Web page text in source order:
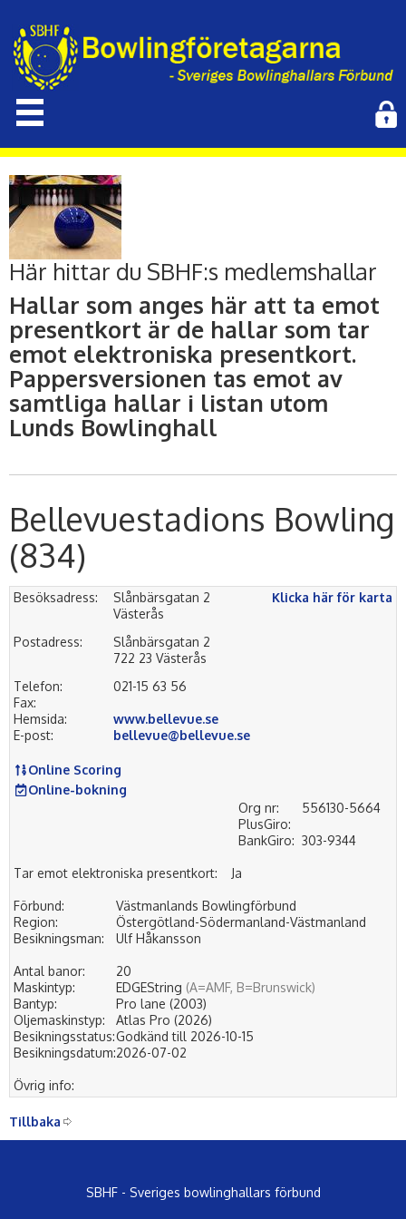
Här hittar du SBHF:s medlemshallar
Hallar som anges här att ta emot
presentkort är de hallar som tar
emot elektroniska presentkort.
Pappersversionen tas emot av
samtliga hallar i listan utom
Lunds Bowlinghall
Bellevuestadions Bowling
(834)
Besöksadress: Slånbärsgatan 2
Klicka här för karta
Västerås
Postadress:
Slånbärsgatan 2
722 23 Västerås
Telefon:
021-15 63 56
Fax:
Hemsida:
www.bellevue.se
E-post:
bellevue@bellevue.se
Online Scoring
Online-bokning
Org nr:
556130-5664
PlusGiro:
BankGiro: 303-9344
Tar emot elektroniska presentkort: Ja
Förbund:
Västmanlands Bowlingförbund
Region:
Östergötland-Södermanland-Västmanland
Besikningsman:
Ulf Håkansson
Antal banor:
20
Maskintyp:
EDGEString (A=AMF, B=Brunswick)
Bantyp:
Pro lane (2003)
Oljemaskinstyp:
Atlas Pro (2026)
Besikningsstatus:Godkänd till 2026-10-15
Besikningsdatum:2026-07-02
Övrig info:
Tillbaka
SBHF - Sveriges bowlinghallars förbund